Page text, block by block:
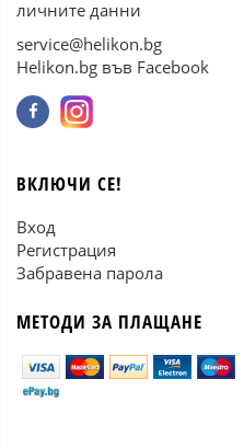
личните данни
service@helikon.bg
Helikon.bg във Facebook
ВКЛЮЧИ СЕ!
Вход
Регистрация
Забравена парола
МЕТОДИ ЗА ПЛАЩАНЕ